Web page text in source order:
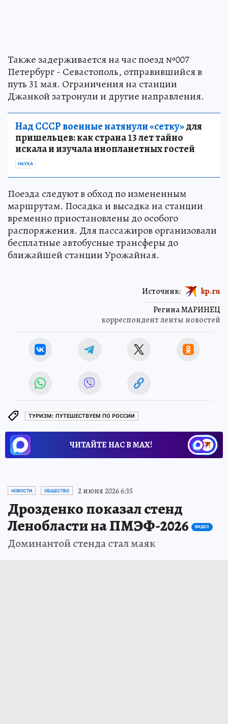
Также задерживается на час поезд №007
Петербург - Севастополь, отправившийся в
путь 31 мая. Ограничения на станции
Джанкой затронули и другие направления.
Над СССР военные натянули «сетку»для
пришельцев: как страна 13 лет тайно
искала и изучала инопланетных гостей
НАУКА
Поезда следуют в обход по измененным
маршрутам. Посадка и высадка на станции
временно приостановлены до особого
распоряжения. Для пассажиров организовали
бесплатные автобусные трансферы до
ближайшей станции Урожайная.
Регина МАРИНЕЦ
корреспондент ленты новостей
Источник: kp.ru
ТУРИЗМ: ПУТЕШЕСТВУЕМ ПО РОССИИ
ЧИТАЙТЕ НАС В МАХ!
НОВОСТИ ОБЩЕСТВО 2 июня 2026 6:35
Дрозденко показал стенд
Ленобласти на ПМЭФ-2026
ВИДЕО
Доминантой стенда стал маяк